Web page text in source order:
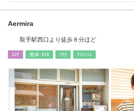
Aermira
取手駅西口より徒歩８分ほど
ｴｽﾃ 整体･ｶｲﾛ ﾘﾗｸ ﾘﾌﾚｯｼｭ